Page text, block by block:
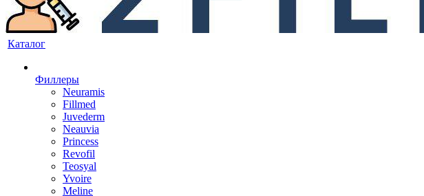
Каталог
Филлеры
Neuramis
Fillmed
Juvederm
Neauvia
Princess
Revofil
Teosyal
Yvoire
Meline